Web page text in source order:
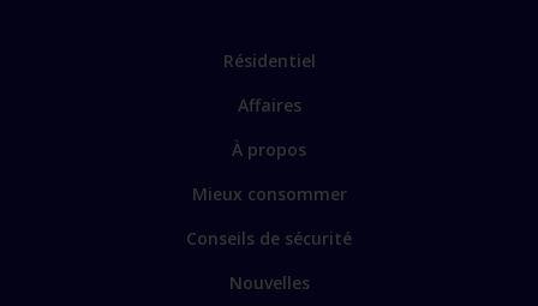
Résidentiel
Affaires
À propos
Mieux consommer
Conseils de sécurité
Nouvelles